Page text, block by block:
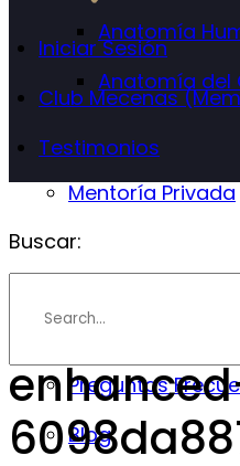
Anatomía
Anatomía del
Mentoría Privada
Info
Preguntas
Blog
Iniciar Sesión
Club Mecenas
Testimonios
Buscar: